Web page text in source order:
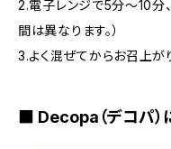
2.電子レンジで5分～10分
間は異なります。）
3.よく混ぜてからお召上が
■ Decopa（デコパ）